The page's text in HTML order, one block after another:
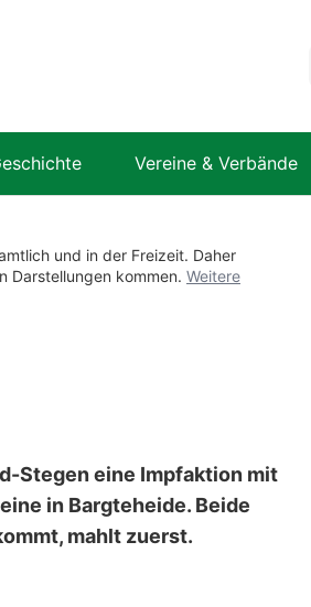
Vereine & Verbände
und in der Freizeit. Daher
Darstellungen kommen. Weitere
Stegen eine Impfaktion mit
in Bargteheide. Beide
mahlt zuerst.